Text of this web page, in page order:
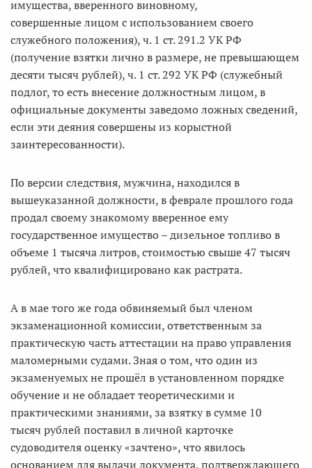
имущества, вверенного виновному,
совершенные лицом с использованием своего
служебного положения), ч. 1 ст. 291.2 УК РФ
(получение взятки лично в размере, не превышающем
десяти тысяч рублей), ч. 1 ст. 292 УК РФ (служебный
подлог, то есть внесение должностным лицом, в
официальные документы заведомо ложных сведений,
если эти деяния совершены из корыстной
заинтересованности).
По версии следствия, мужчина, находился в
вышеуказанной должности, в феврале прошлого года
продал своему знакомому вверенное ему
государственное имущество – дизельное топливо в
объеме 1 тысяча литров, стоимостью свыше 47 тысяч
рублей, что квалифицировано как растрата.
А в мае того же года обвиняемый был членом
экзаменационной комиссии, ответственным за
практическую часть аттестации на право управления
маломерными судами. Зная о том, что один из
экзаменуемых не прошёл в установленном порядке
обучение и не обладает теоретическими и
практическими знаниями, за взятку в сумме 10
тысяч рублей поставил в личной карточке
судоводителя оценку «зачтено», что явилось
основанием для выдачи документа, подтверждающего